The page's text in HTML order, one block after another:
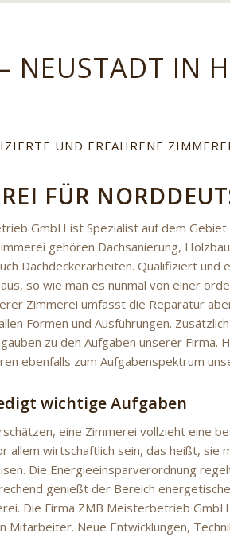
NEUSTADT IN
UND ERFAHRENE
FÜR
GmbH ist Spezialist auf dem Gebiet
gehören Dachsanierung,
Dachdeckerarbeiten. Qualifiziert und
so wie man es nunmal von einer
Zimmerei umfasst die Reparatur
Formen und Ausführungen.
zu den Aufgaben unserer Firma.
ebenfalls zum Aufgabenspektrum
wichtige Aufgaben
eine Zimmerei vollzieht eine
allem wirtschaftlich sein, das heißt, sie
Die Energieeinsparverordnung
genießt der Bereich
Die Firma ZMB Meisterbetrieb
Mitarbeiter. Neue Entwicklungen,